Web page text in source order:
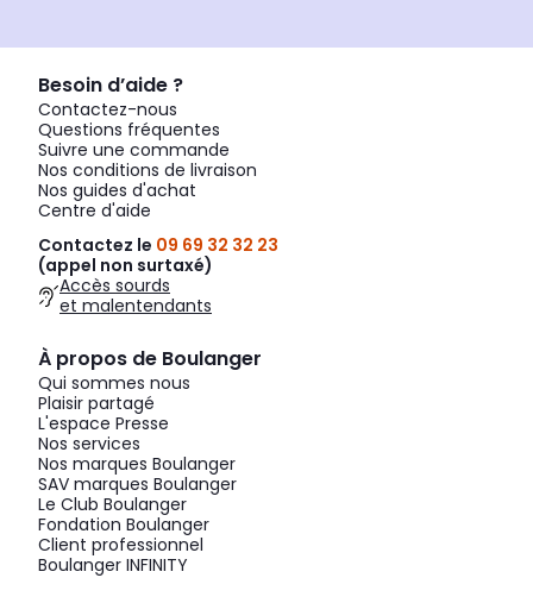
Besoin d’aide ?
Contactez-nous
Questions fréquentes
Suivre une commande
Nos conditions de livraison
Nos guides d'achat
Centre d'aide
Contactez le 09 69 32 32 23
(appel non surtaxé)
Accès sourds
et malentendants
À propos de Boulanger
Qui sommes nous
Plaisir partagé
L'espace Presse
Nos services
Nos marques Boulanger
SAV marques Boulanger
Le Club Boulanger
Fondation Boulanger
Client professionnel
Boulanger INFINITY